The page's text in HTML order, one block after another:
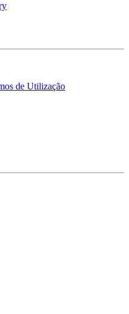
de Utilização